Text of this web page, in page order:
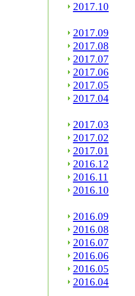
2017.10
2017.09
2017.08
2017.07
2017.06
2017.05
2017.04
2017.03
2017.02
2017.01
2016.12
2016.11
2016.10
2016.09
2016.08
2016.07
2016.06
2016.05
2016.04